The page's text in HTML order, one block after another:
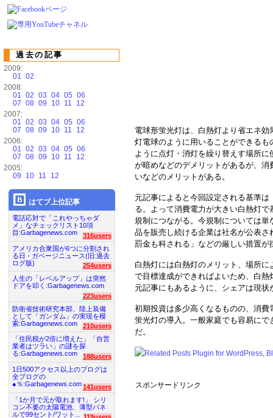
電球形蛍光灯は、白熱灯より省エネ
灯電球のように用いることができる
ように点灯・消灯を繰り替えす場所
が暗めなどのデメリットがあるが、
いなどのメリットがある。
元記事によると今回設定される基準
る。よって消費電力が大きい白熱灯
規制につながる。今規制については
品を販売し続ける企業は社名が公表
罰金も科される」などの厳しい措置が
白熱灯には白熱灯のメリット、場所
で目標達成ができればよいため、白
元記事にもあるように、シェアは現
初期投資は多少高くなるものの、消
蛍光灯の導入。一般家庭でも容易に
だ。
スポンサードリンク
過去の記事
2009:
01 02
2008:
01 02 03 04 05 06
07 08 09 10 11
12
2007:
01 02 03 04 05 06
07 08 09 10 11
12
2006:
01 02 03 04 05 06
07 08 09 10 11
12
2005:
09
10 11 12
はてブ上位記事
電話応対で「これやっちゃダ
メ」なチェックリスト10項
目:Garbagenews.com
316users
アメリカ合衆国が6つに分割され
る日 - ガベージニュース(旧:過去
ログ版)
254users
人生の「レベルアップ」は突然
ドアを叩く:Garbagenews.com
223users
防衛省技術研究本部、陸上装備
として「ガンダム」の実現を模
索:Garbagenews.com
210users
「住民税が2倍に増えた」「自営
業者はツラい」の謎を探
る:Garbagenews.com
188users
1日500アクセス以上のブログは
全ブログの
●％:Garbagenews.com 141users
「1か月で元が取れます!」 シリ
コン不要の太陽電池、薄型パネ
ルで99セント/ワット...